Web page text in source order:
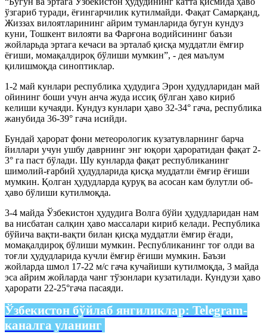
ўзгариб туради, ёғингарчилик кутилмайди. Фақат Самарқанд,
Жиззах вилоятларининг айрим туманларида бугун кундуз
куни, Тошкент вилояти ва Фарғона водийсининг баъзи
жойларьда эртага кечаси ва эрталаб қисқа муддатли ёмғир
ёғиши, момақалдироқ бўлиши мумкин”, - дея маълум
қилишмоқда синоптиклар.
1-2 май кунлари республика ҳудудига Эрон ҳудудларидан май
ойининг боши учун анча жуда иссиқ бўлган ҳаво кириб
келиши кучаяди. Кундуз кунлари ҳаво 32-34° гача, республика
жанубида 36-39° гача исийди.
Бундай ҳарорат фони метеорологик кузатувларнинг барча
йиллари учун ушбу даврнинг энг юқори ҳароратидан фақат 2-
3° га паст бўлади. Шу кунларда фақат республиканинг
шимолий-ғарбий ҳудудларида қисқа муддатли ёмғир ёғиши
мумкин. Қолган ҳудудларда қуруқ ва асосан кам булутли об-
ҳаво бўлиши кутилмоқда.
3-4 майда Ўзбекистон ҳудудига Волга бўйи ҳудудларидан нам
ва нисбатан салқин ҳаво массалари кириб келади. Республика
бўйича вақти-вақти билан қисқа муддатли ёмғир ёғади,
момақалдироқ бўлиши мумкин. Республиканинг тоғ олди ва
тоғли ҳудудларида кучли ёмғир ёғиши мумкин. Баъзи
жойларда шмол 17-22 м/с гача кучайиши кутилмоқда, 3 майда
эса айрим жойларда чанг тўзонлари кузатилади. Кундузи ҳаво
ҳарорати 22-25°гача пасаяди.
Ўзбекистон бўйлаб янгиликлар: Telegram-
каналга уланинг